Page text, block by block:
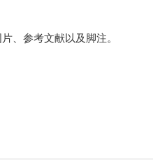
、参考文献以及脚注。